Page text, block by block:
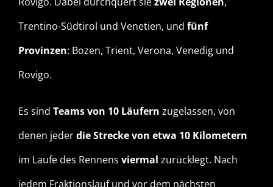
Trentino-Südtirol und Venetien, und fünf
Provinzen: Bozen, Trient, Verona, Venedig und
Rovigo.
Es sind Teams von 10 Läufern zugelassen, von
denen jederdie Strecke von etwa 10 Kilometern
im Laufe des Rennens viermal zurücklegt. Nach
jedem Fraktionslauf und vor dem nächsten